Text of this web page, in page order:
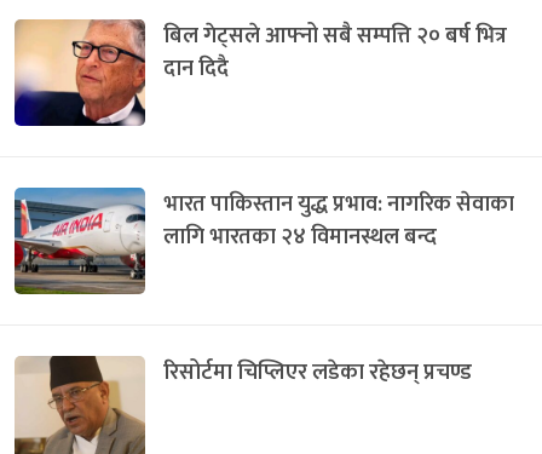
बिल गेट्सले आफ्नो सबै सम्पत्ति २० बर्ष भित्र
दान दिदै
भारत पाकिस्तान युद्ध प्रभाव: नागरिक सेवाका
लागि भारतका २४ विमानस्थल बन्द
रिसोर्टमा चिप्लिएर लडेका रहेछन् प्रचण्ड